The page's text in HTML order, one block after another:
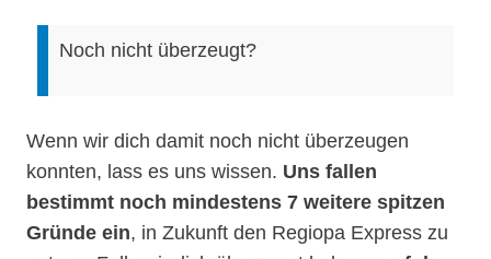
Noch nicht überzeugt?
Wenn wir dich damit noch nicht überzeugen
konnten, lass es uns wissen. Uns fallen
bestimmt noch mindestens 7 weitere spitzen
Gründe ein, in Zukunft den Regiopa Express zu